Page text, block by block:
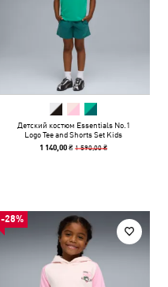
Детский костюм Essentials No.1
Logo Tee and Shorts Set Kids
1 140,00 ₴1 590,00 ₴
-28%